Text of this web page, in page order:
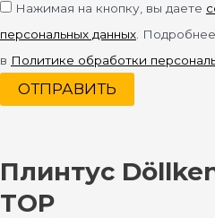
Нажимая на кнопку, вы даете
персональных данных.
в Политике обработки
ОТПРАВИТЬ
Плинтус
TOP